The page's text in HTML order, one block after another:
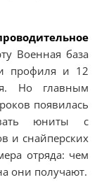
Военная база
профиля и 12
Но главным
появилась
юниты с
и снайперских
отряда: чем
они получают.